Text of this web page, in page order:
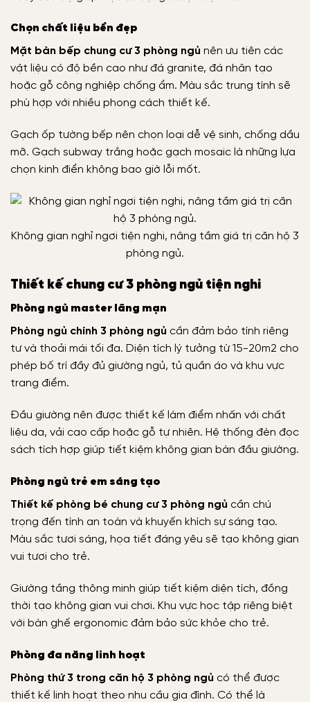
Chọn chất liệu bền đẹp
Mặt bàn bếp chung cư 3 phòng ngủ nên ưu tiên các
vật liệu có độ bền cao như đá granite, đá nhân tạo
hoặc gỗ công nghiệp chống ẩm. Màu sắc trung tính sẽ
phù hợp với nhiều phong cách thiết kế.
Gạch ốp tường bếp nên chọn loại dễ vệ sinh, chống dầu
mỡ. Gạch subway trắng hoặc gạch mosaic là những lựa
chọn kinh điển không bao giờ lỗi mốt.
Không gian nghỉ ngơi tiện nghi, nâng tầm giá trị căn hộ 3
phòng ngủ.
Thiết kế chung cư 3 phòng ngủ tiện nghi
Phòng ngủ master lãng mạn
Phòng ngủ chính 3 phòng ngủ cần đảm bảo tính riêng
tư và thoải mái tối đa. Diện tích lý tưởng từ 15-20m2 cho
phép bố trí đầy đủ giường ngủ, tủ quần áo và khu vực
trang điểm.
Đầu giường nên được thiết kế làm điểm nhấn với chất
liệu da, vải cao cấp hoặc gỗ tự nhiên. Hệ thống đèn đọc
sách tích hợp giúp tiết kiệm không gian bàn đầu giường.
Phòng ngủ trẻ em sáng tạo
Thiết kế phòng bé chung cư 3 phòng ngủ cần chú
trọng đến tính an toàn và khuyến khích sự sáng tạo.
Màu sắc tươi sáng, họa tiết đáng yêu sẽ tạo không gian
vui tươi cho trẻ.
Giường tầng thông minh giúp tiết kiệm diện tích, đồng
thời tạo không gian vui chơi. Khu vực học tập riêng biệt
với bàn ghế ergonomic đảm bảo sức khỏe cho trẻ.
Phòng đa năng linh hoạt
Phòng thứ 3 trong căn hộ 3 phòng ngủ có thể được
thiết kế linh hoạt theo nhu cầu gia đình. Có thể là